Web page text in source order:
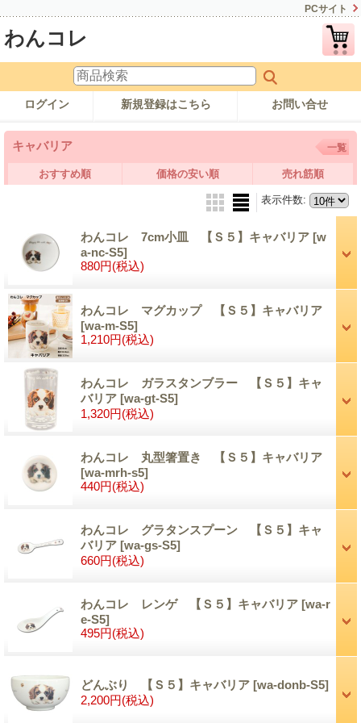
PCサイト
わんコレ
ログイン 新規登録はこちら お問い合せ
キャバリア 一覧
おすすめ順 価格の安い順 売れ筋順
表示件数:
わんコレ 7cm小皿 【Ｓ５】キャバリア [w
a-nc-S5]
880円(税込)
わんコレ マグカップ 【Ｓ５】キャバリア
[wa-m-S5]
1,210円(税込)
わんコレ ガラスタンブラー 【Ｓ５】キャ
バリア [wa-gt-S5]
1,320円(税込)
わんコレ 丸型箸置き 【Ｓ５】キャバリア
[wa-mrh-s5]
440円(税込)
わんコレ グラタンスプーン 【Ｓ５】キャ
バリア [wa-gs-S5]
660円(税込)
わんコレ レンゲ 【Ｓ５】キャバリア [wa-r
e-S5]
495円(税込)
どんぶり 【Ｓ５】キャバリア [wa-donb-S5]
2,200円(税込)